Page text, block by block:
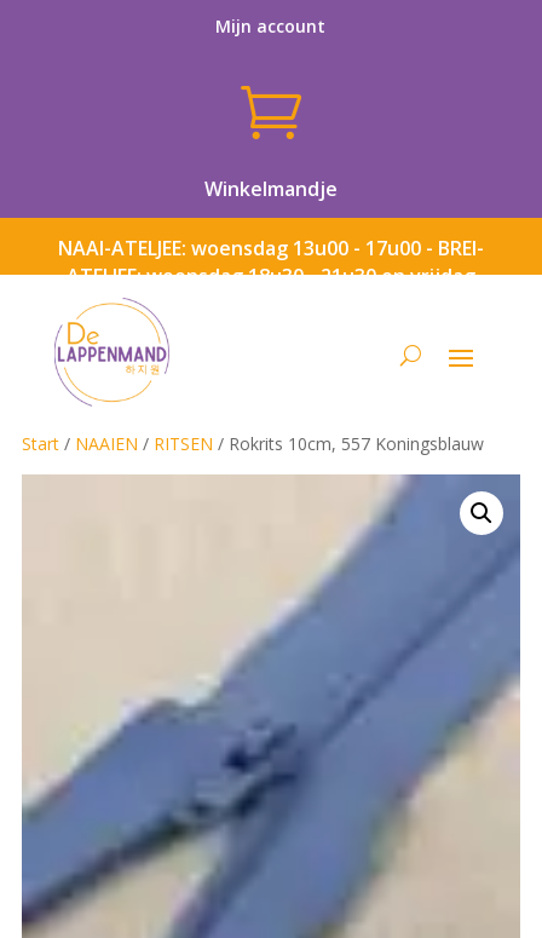
Mijn account

Winkelmandje
NAAI-ATELJEE: woensdag 13u00 - 17u00 - BREI-
ATELJEE: woensdag 18u30 - 21u30 en vrijdag
Start/ NAAIEN / RITSEN / Rokrits 10cm, 557 Koningsblauw